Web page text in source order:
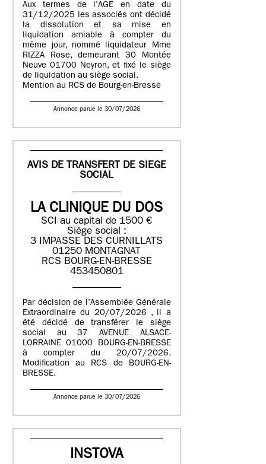
Aux termes de l’AGE en date du
31/12/2025 les associés ont décidé
la dissolution et sa mise en
liquidation amiable à compter du
même jour, nommé liquidateur Mme
RIZZA Rose, demeurant 30 Montée
Neuve 01700 Neyron, et fixé le siège
de liquidation au siège social.
Mention au RCS de Bourg-en-Bresse
Annonce parue le 30/07/2026
AVIS DE TRANSFERT DE SIEGE
SOCIAL
LA CLINIQUE DU DOS
SCI au capital de 1500 €
Siège social :
3 IMPASSE DES CURNILLATS
01250 MONTAGNAT
RCS BOURG-EN-BRESSE
453450801
Par décision de l’Assemblée Générale
Extraordinaire du 20/07/2026 , il a
été décidé de transférer le siège
social au 37 AVENUE ALSACE-
LORRAINE 01000 BOURG-EN-BRESSE
à compter du 20/07/2026.
Modification au RCS de BOURG-EN-
BRESSE.
Annonce parue le 30/07/2026
INSTOVA